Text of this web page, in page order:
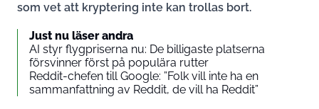
som vet att kryptering inte kan trollas bort.
Just nu läser andra
AI styr flygpriserna nu: De billigaste platserna
försvinner först på populära rutter
Reddit-chefen till Google: ”Folk vill inte ha en
sammanfattning av Reddit, de vill ha Reddit”